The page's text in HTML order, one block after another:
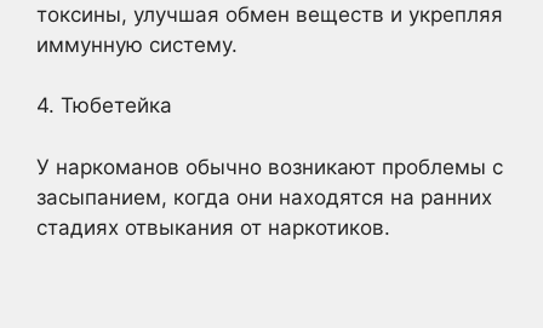
токсины, улучшая обмен веществ и укрепляя
иммунную систему.
4. Тюбетейка
У наркоманов обычно возникают проблемы с
засыпанием, когда они находятся на ранних
стадиях отвыкания от наркотиков.